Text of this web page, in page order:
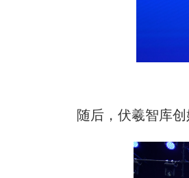
随后，伏羲智库创始